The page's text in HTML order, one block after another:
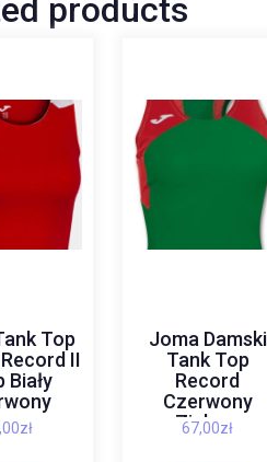
products
Top
II
Biały
zł
Joma Damski
Tank Top
Record
Czerwony
Zielony
67,00zł